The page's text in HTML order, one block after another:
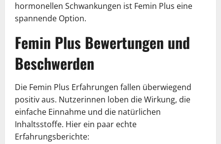
hormonellen Schwankungen ist Femin Plus eine
spannende Option.
Femin Plus Bewertungen und
Beschwerden
Die Femin Plus Erfahrungen fallen überwiegend
positiv aus. Nutzerinnen loben die Wirkung, die
einfache Einnahme und die natürlichen
Inhaltsstoffe. Hier ein paar echte
Erfahrungsberichte: